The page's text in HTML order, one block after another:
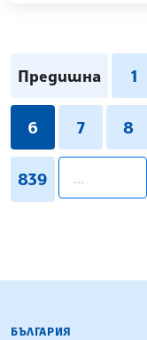
Предишна 1
6 7 8
839
БЪЛГАРСКА
БЪЛГАРИЯ